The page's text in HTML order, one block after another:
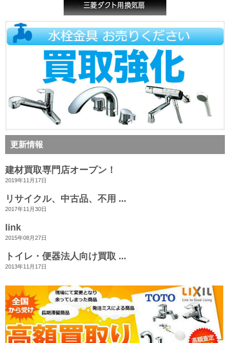
更新情報
建材買取専門店オープン！
2019年11月17日
リサイクル、中古品、不用 ...
2017年11月30日
link
2015年08月27日
トイレ・便器法人向け買取 ...
2013年11月17日